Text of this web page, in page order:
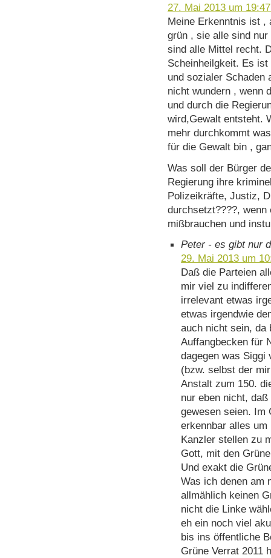
27. Mai 2013 um
Meine Erkenntnis ist ,
grün , sie alle sind
sind alle Mittel recht.
Scheinheilgkeit. Es
und sozialer Schaden
nicht wundern , wenn
und durch die
wird,Gewalt entsteht.
mehr durchkommt
für die Gewalt bin ,
Was soll der Bürger
Regierung ihre
Polizeikräfte, Justiz,
durchsetzt????,
mißbrauchen und
Peter - es gibt nur
29. Mai 2013 um
Daß die Parteien
mir viel zu
irrelevant etwas
etwas irgendwie
auch nicht sein, da
Auffangbecken für
dagegen was Siggi
(bzw. selbst der
Anstalt zum 150.
nur eben nicht,
gewesen seien. Im
erkennbar alles
Kanzler stellen zu
Gott, mit den
Und exakt die
Was ich denen am
allmählich keinen
nicht die Linke
eh ein noch viel
bis ins öffentliche
Grüne Verrat 2011